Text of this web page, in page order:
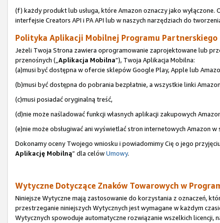
(f) każdy produkt lub usługa, które Amazon oznaczy jako
interfejsie Creators API i PA API lub w naszych narzędziach do
Polityka Aplikacji Mobilnej Programu
Jeżeli Twoja Strona zawiera oprogramowanie zaprojektowane lub
przenośnych („ Aplikacja Mobilna”), Twoja Aplikacja Mobilna:
(a)musi być dostępna w ofercie sklepów Google Play, Apple lub
(b)musi być dostępna do pobrania bezpłatnie, a wszystkie linki
(c)musi posiadać oryginalną treść,
(d)nie może naśladować funkcji własnych aplikacji zakupowych
(e)nie może obsługiwać ani wyświetlać stron internetowych Amazon w
Dokonamy oceny Twojego wniosku i powiadomimy Cię o jego
Aplikację Mobilną” dla celówUmowy.
Wytyczne Dotyczące Znaków Towarowych w
Niniejsze Wytyczne mają zastosowanie do korzystania z oznaczeń,
przestrzeganie niniejszych Wytycznych jest wymagane w każdym
Wytycznych spowoduje automatyczne rozwiązanie wszelkich licencji,